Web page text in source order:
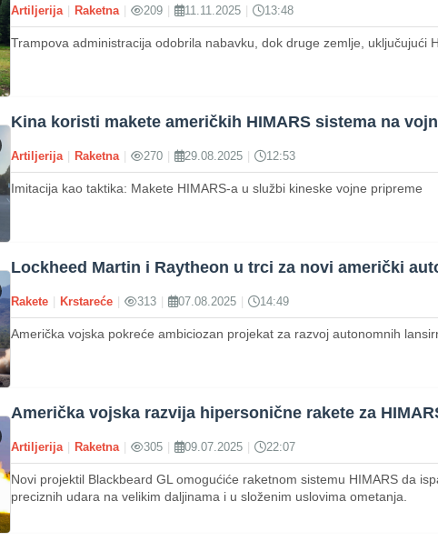
Artiljerija Raketna 209 11.11.2025 13:48
Trampova administracija odobrila nabavku, dok druge zemlje, uključujući
Kina koristi makete američkih HIMARS sistema na
Artiljerija Raketna 270 29.08.2025 12:53
Imitacija kao taktika: Makete HIMARS-a u službi kineske vojne pripreme
Lockheed Martin i Raytheon u trci za novi američki
Rakete Krstareće 313 07.08.2025 14:49
Američka vojska pokreće ambiciozan projekat za razvoj autonomnih
Američka vojska razvija hipersonične rakete za
Artiljerija Raketna 305 09.07.2025 22:07
Novi projektil Blackbeard GL omogućiće raketnom sistemu HIMARS da
preciznih udara na velikim daljinama i u složenim uslovima ometanja.